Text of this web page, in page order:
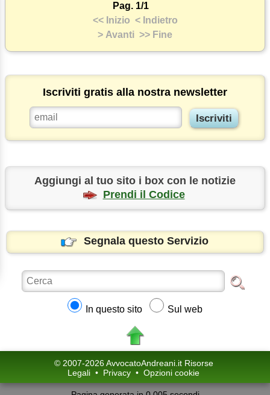
Pag. 1/1
<< Inizio < Indietro
> Avanti >> Fine
Iscriviti gratis alla nostra newsletter
Aggiungi al tuo sito i box con le notizie
Prendi il Codice
Segnala questo Servizio
In questo sito Sul web
© 2007-2026 AvvocatoAndreani.it Risorse
Legali • Privacy • Opzioni cookie